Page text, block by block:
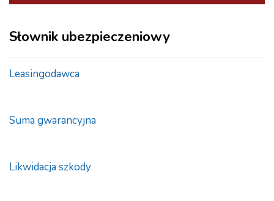
Słownik ubezpieczeniowy
Leasingodawca
Suma gwarancyjna
Likwidacja szkody